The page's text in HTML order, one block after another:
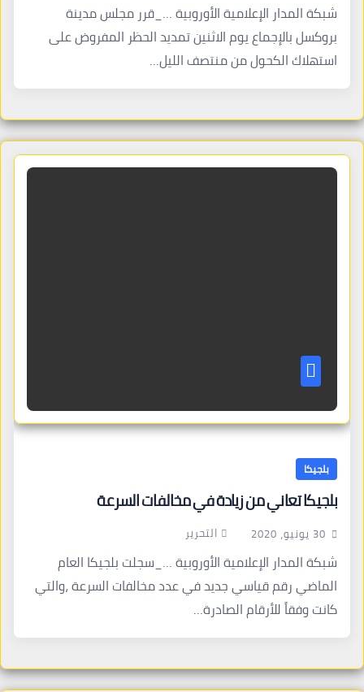
شبكة المدار الإعلامية الأوروبية …_قرر مجلس مدينة
بروكسل بالإجماع يوم الاثنين تمديد الحظر المفروض على
استهلاك الكحول من منتصف الليل…
بلجيكا
بلجيكا تعاني من زيادة في مخالفات السرعة
30 يونيو، 2020 التحرير
شبكة المدار الإعلامية الأوروبية …_سجلت بلجيكا العام
الماضي رقم قياسي جديد في عدد مخالفات السرعة ،والتي
كانت وفقاً للأرقام الصادرة…